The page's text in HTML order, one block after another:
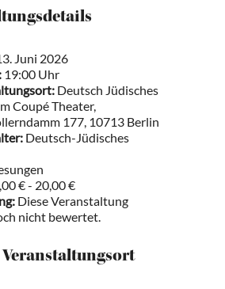
Juni 2026
19:00 Uhr
Deutsch Jüdisches
Coupé Theater,
177, 10713 Berlin
Deutsch-Jüdisches
€ - 20,00 €
Diese Veranstaltung
nicht bewertet.
Veranstaltungsort